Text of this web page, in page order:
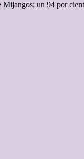
un 94 por